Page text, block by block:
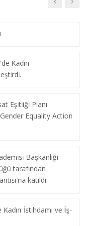
Kadın
Eşitliği Planı
Equality Action
Başkanlığı
tarafından
katıldı.
İstihdamı ve İş-
toplantı
Engelli İstihdamı